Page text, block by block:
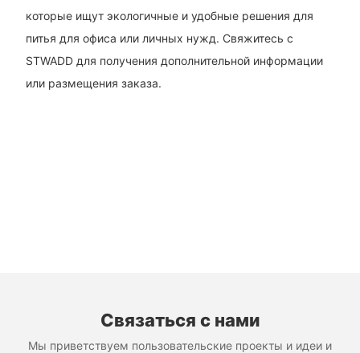
которые ищут экологичные и удобные решения для
питья для офиса или личных нужд. Свяжитесь с
STWADD для получения дополнительной информации
или размещения заказа.
Связаться с нами
Мы приветствуем пользовательские проекты и идеи и